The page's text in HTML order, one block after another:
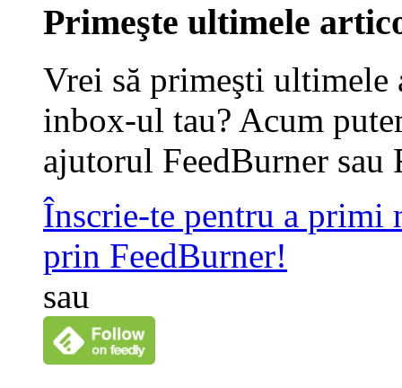
Primeşte ultimele
Vrei să primeşti
inbox-ul tau? Acum
ajutorul FeedBurner sau
Înscrie-te pentru a primi
prin FeedBurner!
sau